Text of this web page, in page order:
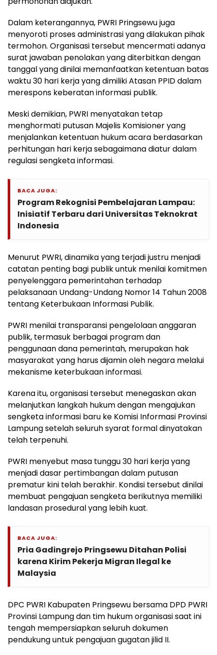
Dalam keterangannya, PWRI Pringsewu juga
menyoroti proses administrasi yang dilakukan pihak
termohon. Organisasi tersebut mencermati adanya
surat jawaban penolakan yang diterbitkan dengan
tanggal yang dinilai memanfaatkan ketentuan batas
waktu 30 hari kerja yang dimiliki Atasan PPID dalam
merespons keberatan informasi publik.
Meski demikian, PWRI menyatakan tetap
menghormati putusan Majelis Komisioner yang
menjalankan ketentuan hukum acara berdasarkan
perhitungan hari kerja sebagaimana diatur dalam
regulasi sengketa informasi.
BACA JUGA:
Program Rekognisi Pembelajaran Lampau:
Inisiatif Terbaru dari Universitas Teknokrat
Indonesia
Menurut PWRI, dinamika yang terjadi justru menjadi
catatan penting bagi publik untuk menilai komitmen
penyelenggara pemerintahan terhadap
pelaksanaan Undang-Undang Nomor 14 Tahun 2008
tentang Keterbukaan Informasi Publik.
PWRI menilai transparansi pengelolaan anggaran
publik, termasuk berbagai program dan
penggunaan dana pemerintah, merupakan hak
masyarakat yang harus dijamin oleh negara melalui
mekanisme keterbukaan informasi.
Karena itu, organisasi tersebut menegaskan akan
melanjutkan langkah hukum dengan mengajukan
sengketa informasi baru ke Komisi Informasi Provinsi
Lampung setelah seluruh syarat formal dinyatakan
telah terpenuhi.
PWRI menyebut masa tunggu 30 hari kerja yang
menjadi dasar pertimbangan dalam putusan
prematur kini telah berakhir. Kondisi tersebut dinilai
membuat pengajuan sengketa berikutnya memiliki
landasan prosedural yang lebih kuat.
BACA JUGA:
Pria Gadingrejo Pringsewu Ditahan Polisi
karena Kirim Pekerja Migran Ilegal ke
Malaysia
DPC PWRI Kabupaten Pringsewu bersama DPD PWRI
Provinsi Lampung dan tim hukum organisasi saat ini
tengah mempersiapkan seluruh dokumen
pendukung untuk pengajuan gugatan jilid II.